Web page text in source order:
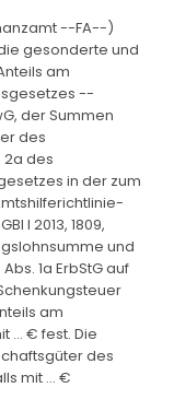
--FA--)
gesonderte und
am
--
der Summen
des
2a des
in der zum
I 2013, 1809,
und
1a ErbStG auf
am
... € fest. Die
des
mit ... €